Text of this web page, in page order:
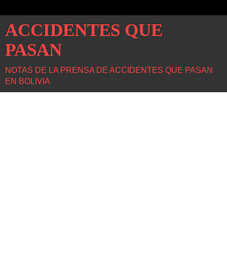
ACCIDENTES QUE
PASAN
NOTAS DE LA PRENSA DE ACCIDENTES QUE PASAN
EN BOLIVIA